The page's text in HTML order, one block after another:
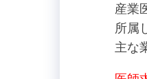
産業
所属
主な